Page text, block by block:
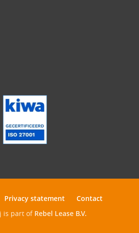
Privacy statement
Contact
is part of Rebel Lease B.V.